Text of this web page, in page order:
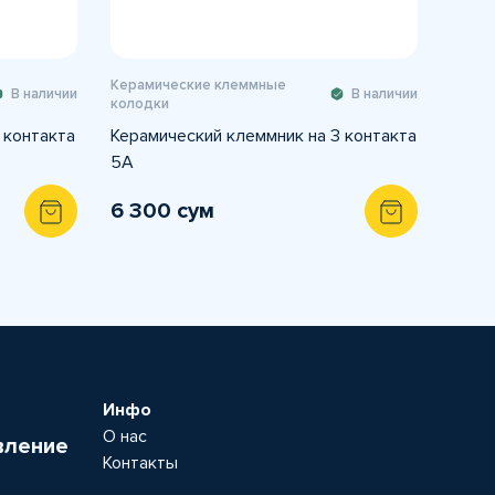
В наличии
Керамические клеммные
колодки
В наличии
Керамический клеммник на 3 контакта
5A
6 300 сум
Инфо
О нас
Контакты